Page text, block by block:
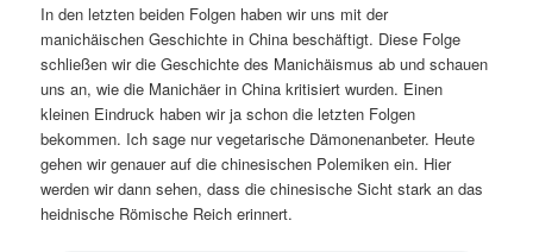
In den letzten beiden Folgen haben wir uns mit der
manichäischen Geschichte in China beschäftigt. Diese Folge
schließen wir die Geschichte des Manichäismus ab und schauen
uns an, wie die Manichäer in China kritisiert wurden. Einen
kleinen Eindruck haben wir ja schon die letzten Folgen
bekommen. Ich sage nur vegetarische Dämonenanbeter. Heute
gehen wir genauer auf die chinesischen Polemiken ein. Hier
werden wir dann sehen, dass die chinesische Sicht stark an das
heidnische Römische Reich erinnert.